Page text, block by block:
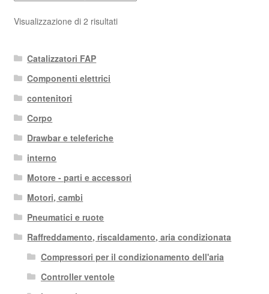
Visualizzazione di 2 risultatiOrdina
Catalizzatori FAP
Componenti elettrici
contenitori
Corpo
Drawbar e teleferiche
interno
Motore - parti e accessori
Motori, cambi
Pneumatici e ruote
Raffreddamento, riscaldamento, aria condizionata
Compressori per il condizionamento dell'aria
Controller ventole